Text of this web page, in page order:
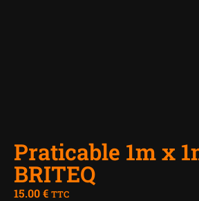
Praticable 1m x
BRITEQ
15.00€ TTC